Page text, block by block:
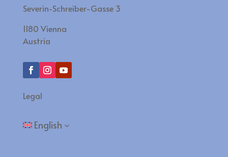
Severin-Schreiber-Gasse 3
1180 Vienna
Austria
Legal
English